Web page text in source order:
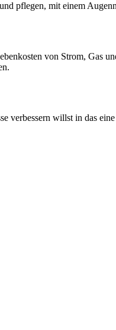
pflegen, mit einem
von Strom, Gas
verbessern willst in das